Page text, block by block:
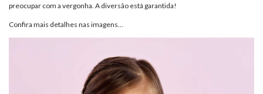
preocupar com a vergonha. A diversão está garantida!
Confira mais detalhes nas imagens...